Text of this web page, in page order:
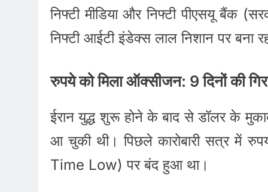
निफ्टी मीडिया और निफ्टी पीएसयू बैंक
निफ्टी आईटी इंडेक्स लाल निशान पर बना
रुपये को मिला ऑक्सीजन: 9 दिनों की
ईरान युद्ध शुरू होने के बाद से डॉलर के
आ चुकी थी। पिछले कारोबारी सत्र
Time Low) पर बंद हुआ था।